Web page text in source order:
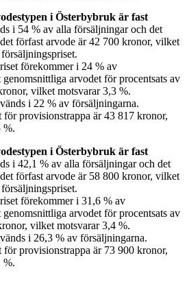
i Österbybruk är fast
i 54 % av alla försäljningar och det
förfast arvode är 42 700 kronor, vilket
förekommer i 24 % av
arvodet för procentsats av
, vilket motsvarar 3,3 %.
i 22 % av försäljningarna.
för provisionstrappa är 43 817 kronor,
%.
i Österbybruk är fast
i 42,1 % av alla försäljningar och det
förfast arvode är 58 800 kronor, vilket
förekommer i 31,6 % av
arvodet för procentsats av
, vilket motsvarar 3,4 %.
i 26,3 % av försäljningarna.
för provisionstrappa är 73 900 kronor,
%.